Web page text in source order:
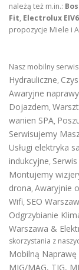
należą też m.in.:
Fit, Electrolux
propozycje Miele i
Nasz mobilny
Hydrauliczne,
Awaryjne
Dojazdem,
wanien SPA,
Serwisujemy
Usługi elektryka
indukcyjne,
Montujemy
drona, Awaryjnie
Wifi, SEO
Odgrzybianie
Warszawa &
skorzystania z
Mobilną
MIG/MAG, TIG,